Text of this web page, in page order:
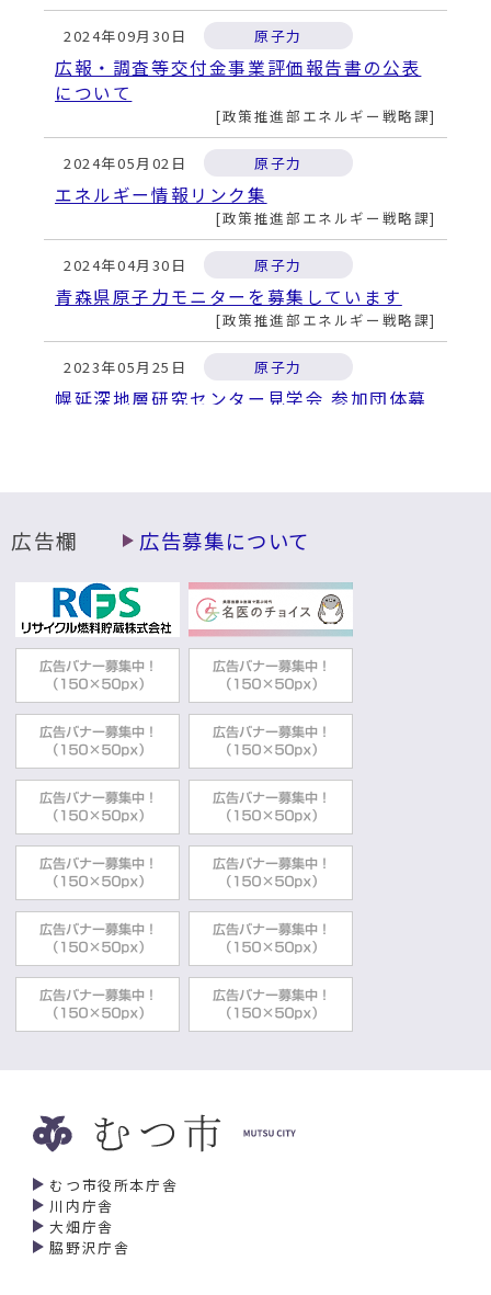
2024年09月30日 原子力
広報・調査等交付金事業評価報告書の公表
について
政策推進部エネルギー戦略課
2024年05月02日 原子力
エネルギー情報リンク集
政策推進部エネルギー戦略課
2024年04月30日 原子力
青森県原子力モニターを募集しています
政策推進部エネルギー戦略課
2023年05月25日 原子力
幌延深地層研究センター見学会 参加団体募
原子力関連事業による地域経済へ影響に関
する調査結果を公開しました
2022年02月21日 原子力
原子力情報リンク集
政策推進部エネルギー戦略課
2022年02月21日 原子力
原子力施設の安全について
政策推進部エネルギー戦略課
2022年02月21日 原子力
原子力施設見学会について
政策推進部エネルギー戦略課
広告欄 広告募集について
むつ市役所本庁舎
川内庁舎
大畑庁舎
脇野沢庁舎